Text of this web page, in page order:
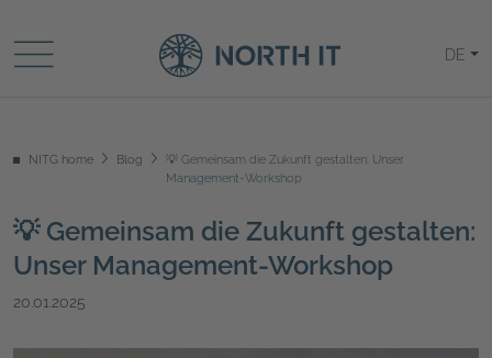
DE
NITG home Blog
💡 Gemeinsam die Zukunft gestalten: Unser
Management-Workshop
💡 Gemeinsam die Zukunft gestalten:
Unser Management-Workshop
20.01.2025